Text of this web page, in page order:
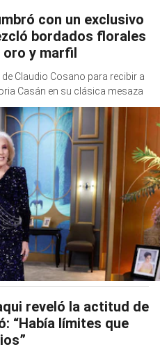
con un exclusivo
bordados florales
oro y marfil
Claudio Cosano para recibir a
Casán en su clásica mesaza
reveló la actitud de
“Había límites que